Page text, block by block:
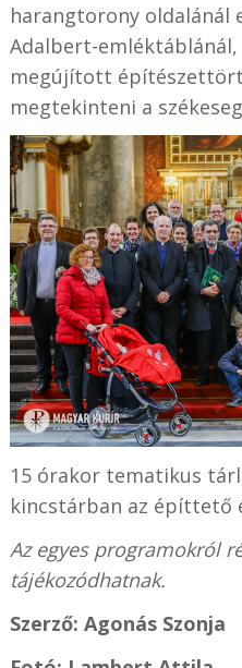
harangtorony oldalánál
Adalbert-
megújított
megtekinteni a
15 órakor tematikus
kincstárban az építtető
Az egyes programokról
tájékozódhatnak.
Szerző: Agonás Szonja